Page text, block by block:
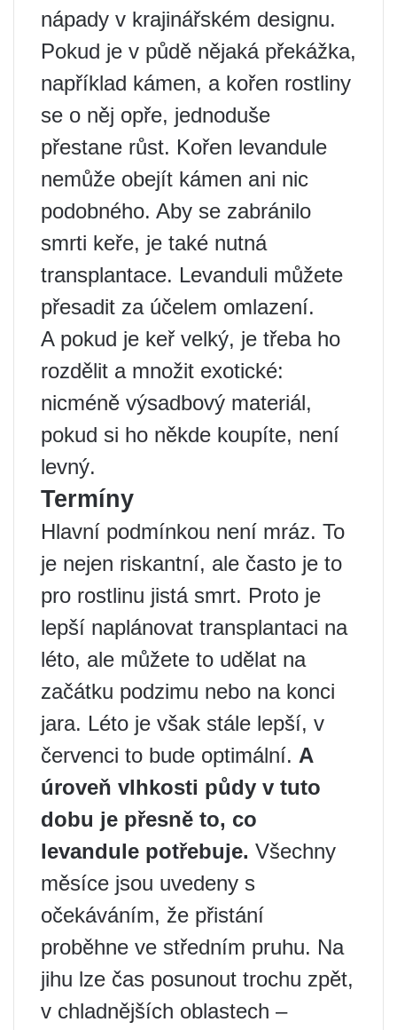
nápady v krajinářském designu.
Pokud je v půdě nějaká překážka,
například kámen, a kořen rostliny
se o něj opře, jednoduše
přestane růst. Kořen levandule
nemůže obejít kámen ani nic
podobného. Aby se zabránilo
smrti keře, je také nutná
transplantace. Levanduli můžete
přesadit za účelem omlazení.
A pokud je keř velký, je třeba ho
rozdělit a množit exotické:
nicméně výsadbový materiál,
pokud si ho někde koupíte, není
levný.
Termíny
Hlavní podmínkou není mráz. To
je nejen riskantní, ale často je to
pro rostlinu jistá smrt. Proto je
lepší naplánovat transplantaci na
léto, ale můžete to udělat na
začátku podzimu nebo na konci
jara. Léto je však stále lepší, v
červenci to bude optimální. A
úroveň vlhkosti půdy v tuto
dobu je přesně to, co
levandule potřebuje. Všechny
měsíce jsou uvedeny s
očekáváním, že přistání
proběhne ve středním pruhu. Na
jihu lze čas posunout trochu zpět,
v chladnějších oblastech –